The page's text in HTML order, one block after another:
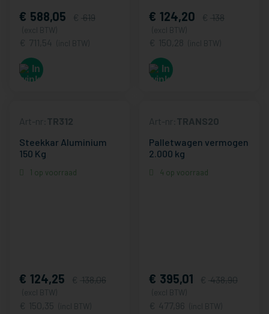
588,05 619
(excl BTW)
711,54 (incl BTW)
124,20 138
(excl BTW)
150,28 (incl BTW)
Art-nr: TR312
Steekkar Aluminium
150 Kg
1 op voorraad
124,25 138,06
(excl BTW)
150,35 (incl BTW)
Art-nr: TRANS20
Palletwagen vermogen
2.000 kg
4 op voorraad
395,01 438,90
(excl BTW)
477,96 (incl BTW)